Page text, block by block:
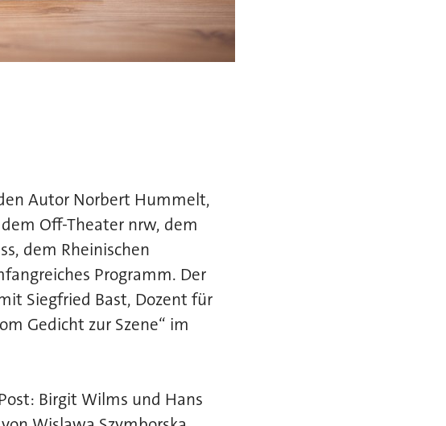
Autor Norbert Hummelt,
Off-Theater nrw, dem
dem Rheinischen
Programm. Der
Siegfried Bast, Dozent für
Gedicht zur Szene“ im
Birgit Wilms und Hans